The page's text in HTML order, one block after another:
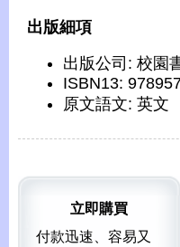
出版細項
出版公司: 校園
ISBN13:
原文語文: 英文
立即購買
付款迅速、容易又